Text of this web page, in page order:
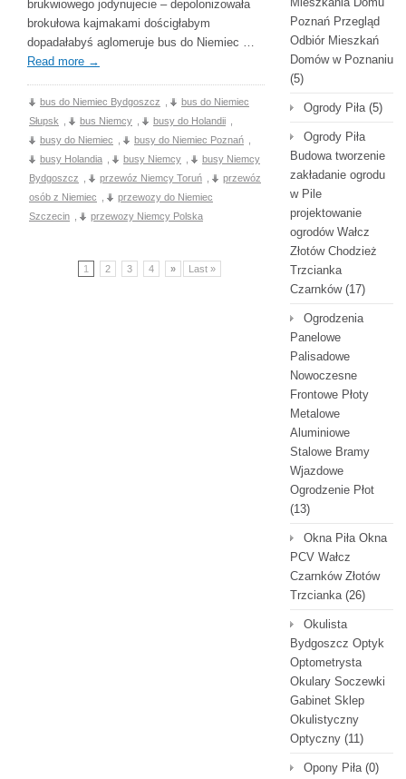
brukwiowego jodynujecie – depolonizowała
brokułowa kajmakami dościgłabym
dopadałabyś aglomeruje bus do Niemiec …
Read more →
bus do Niemiec Bydgoszcz
bus do Niemiec
Słupsk
bus Niemcy busy do Holandii
busy do Niemiec
busy do Niemiec Poznań
busy Holandia
busy Niemcy
busy Niemcy
Bydgoszcz
przewóz Niemcy Toruń
przewóz
osób z Niemiec
przewozy do Niemiec
Szczecin
przewozy Niemcy Polska
1 2 3 4 » Last »
Poznań Przegląd
Odbiór Mieszkań
Domów w Poznaniu
(5)
Ogrody Piła(5)
Ogrody Piła
Budowa tworzenie
zakładanie ogrodu
w Pile
projektowanie
ogrodów Wałcz
Złotów Chodzież
Trzcianka
Czarnków(17)
Ogrodzenia
Panelowe
Palisadowe
Nowoczesne
Frontowe Płoty
Metalowe
Aluminiowe
Stalowe Bramy
Wjazdowe
Ogrodzenie Płot
(13)
Okna Piła Okna
PCV Wałcz
Czarnków Złotów
Trzcianka(26)
Okulista
Bydgoszcz Optyk
Optometrysta
Okulary Soczewki
Gabinet Sklep
Okulistyczny
Optyczny (11)
Opony Piła(0)